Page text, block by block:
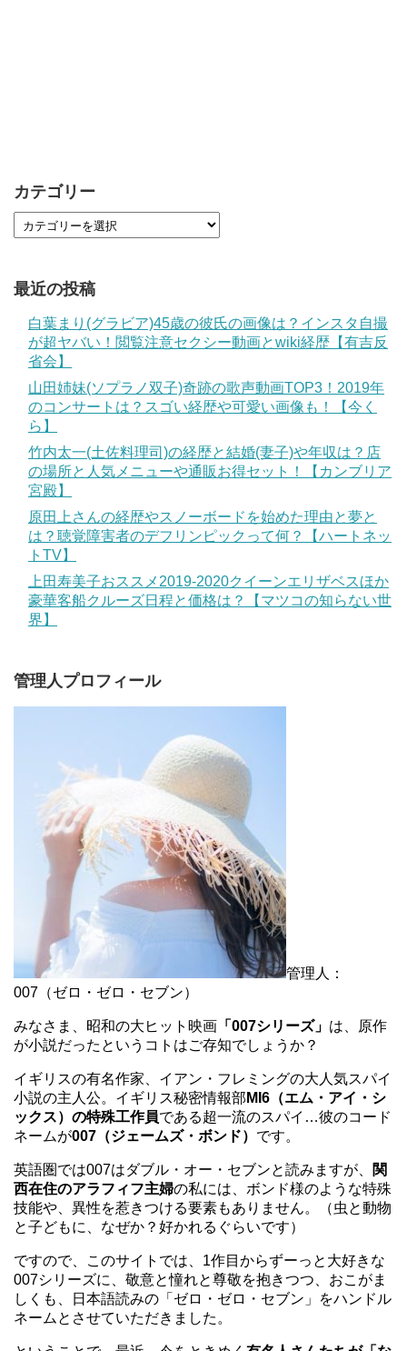
カテゴリー
最近の投稿
白葉まり(グラビア)45歳の彼氏の画像は？インスタ自撮
が超ヤバい！閲覧注意セクシー動画とwiki経歴【有吉反
省会】
山田姉妹(ソプラノ双子)奇跡の歌声動画TOP3！2019年
のコンサートは？スゴい経歴や可愛い画像も！【今く
ら】
竹内太一(土佐料理司)の経歴と結婚(妻子)や年収は？店
の場所と人気メニューや通販お得セット！【カンブリア
宮殿】
原田上さんの経歴やスノーボードを始めた理由と夢と
は？聴覚障害者のデフリンピックって何？【ハートネッ
トTV】
上田寿美子おススメ2019-2020クイーンエリザベスほか
豪華客船クルーズ日程と価格は？【マツコの知らない世
界】
管理人プロフィール
管理人：
007（ゼロ・ゼロ・セブン）
みなさま、昭和の大ヒット映画 「007シリーズ」 は、原作
が小説だったというコトはご存知でしょうか？
イギリスの有名作家、イアン・フレミングの大人気スパイ
小説の主人公。イギリス秘密情報部 MI6（エム・アイ・シ
ックス）の特殊工作員である超一流のスパイ…彼のコード
ネームが007（ジェームズ・ボンド） です。
英語圏では007はダブル・オー・セブンと読みますが、
関
西在住のアラフィフ主婦の私には、ボンド様のような特殊
技能や、異性を惹きつける要素もありません。（虫と動物
と子どもに、なぜか？好かれるぐらいです）
ですので、このサイトでは、1作目からずーっと大好きな
007シリーズに、敬意と憧れと尊敬を抱きつつ、おこがま
しくも、日本語読みの「ゼロ・ゼロ・セブン」をハンドル
ネームとさせていただきました。